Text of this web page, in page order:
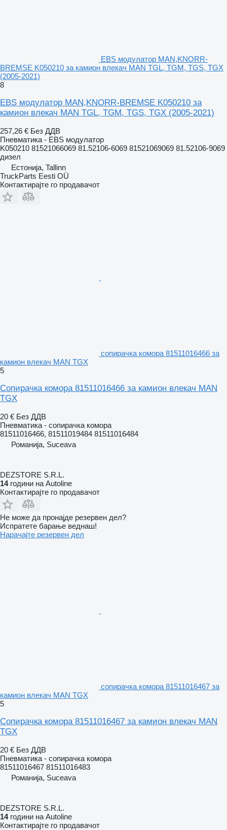
EBS модулатор MAN,KNORR-
BREMSE K050210 за камион влекач MAN TGL, TGM, TGS, TGX
(2005-2021)
8
EBS модулатор MAN,KNORR-BREMSE K050210 за
камион влекач MAN TGL, TGM, TGS, TGX (2005-2021)
257,26 € Без ДДВ
Пневматика - EBS модулатор
K050210 81521066069 81.52106-6069 81521069069 81.52106-9069
дизел
Естонија, Tallinn
TruckParts Eesti OÜ
Контактирајте го продавачот
сопирачка комора 81511016466 за
камион влекач MAN TGX
5
Сопирачка комора 81511016466 за камион влекач MAN
TGX
20 € Без ДДВ
Пневматика - сопирачка комора
81511016466, 81511019484 81511016484
Романија, Suceava
DEZSTORE S.R.L.
14години на Autoline
Контактирајте го продавачот
Не може да пронајде резервен дел?
Испратете барање веднаш!
Нарачајте резервен дел
сопирачка комора 81511016467 за
камион влекач MAN TGX
5
Сопирачка комора 81511016467 за камион влекач MAN
TGX
20 € Без ДДВ
Пневматика - сопирачка комора
81511016467 81511016483
Романија, Suceava
DEZSTORE S.R.L.
14години на Autoline
Контактирајте го продавачот